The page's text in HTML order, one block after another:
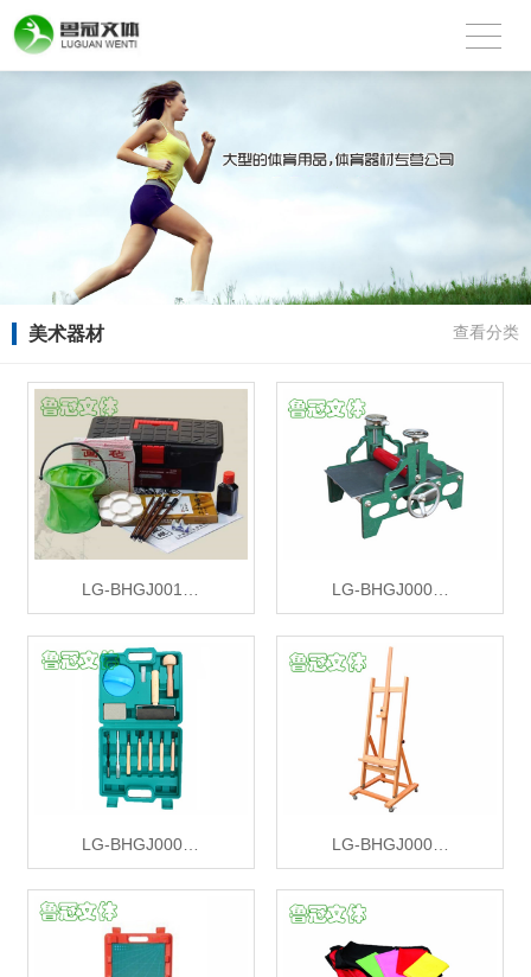
美术器材 查看分类
LG-BHGJ001… LG-BHGJ000…
LG-BHGJ000… LG-BHGJ000…